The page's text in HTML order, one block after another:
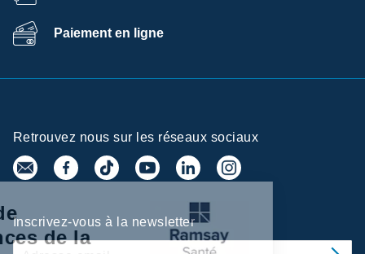
Paiement en ligne
Retrouvez nous sur les réseaux sociaux
Inscrivez-vous à la newsletter
Centre de
préférences de la